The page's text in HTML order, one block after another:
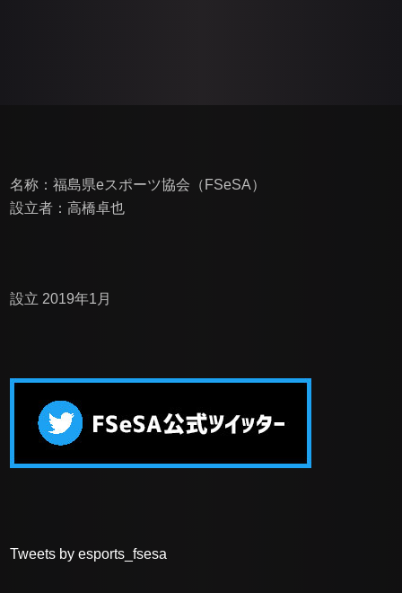
名称：福島県eスポーツ協会（FSeSA）
設立者：高橋卓也
設立 2019年1月
Tweets by esports_fsesa